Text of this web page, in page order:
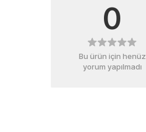
0
Bu ürün için henüz
yorum yapılmadı